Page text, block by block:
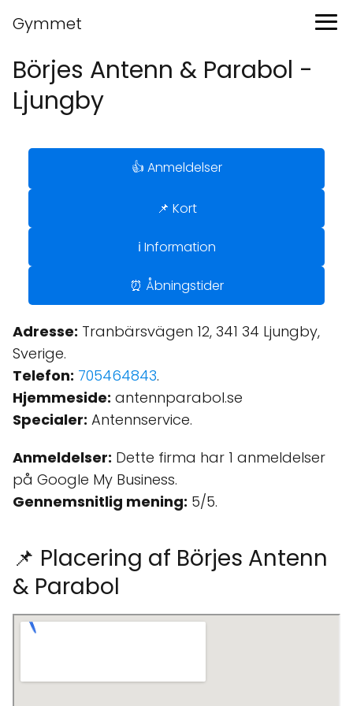
Gymmet
Börjes Antenn & Parabol -
Ljungby
👍 Anmeldelser
📌 Kort
ℹ️ Information
⏰ Åbningstider
Adresse: Tranbärsvägen 12, 341 34 Ljungby,
Sverige.
Telefon: 705464843.
Hjemmeside: antennparabol.se
Specialer: Antennservice.
Anmeldelser: Dette firma har 1 anmeldelser
på Google My Business.
Gennemsnitlig mening: 5/5.
📌 Placering af Börjes Antenn
& Parabol